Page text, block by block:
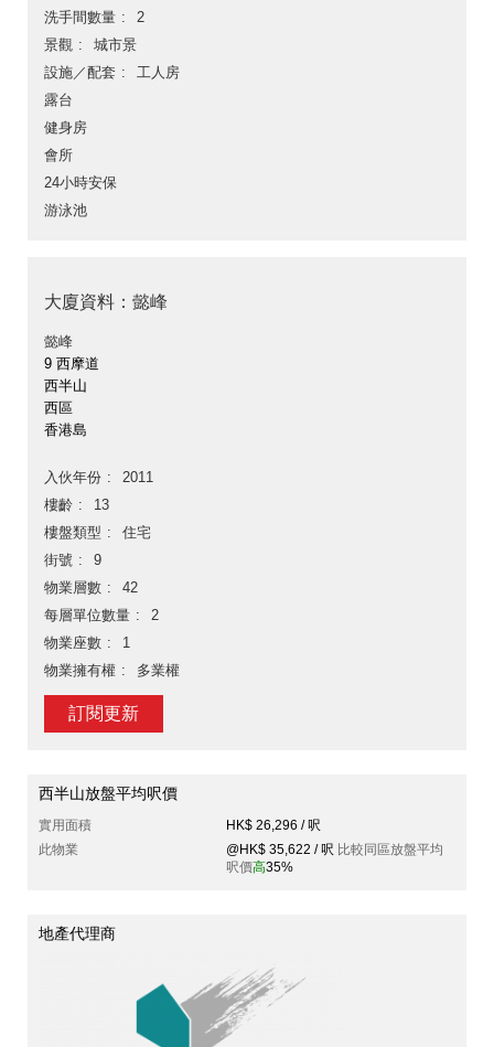
洗手間數量
2
景觀
城市景
設施／配套
工人房
露台
健身房
會所
24小時安保
游泳池
大廈資料：懿峰
懿峰
9 西摩道
西半山
西區
香港島
入伙年份
2011
樓齡
13
樓盤類型
住宅
街號
9
物業層數
42
每層單位數量
2
物業座數
1
物業擁有權
多業權
訂閱更新
西半山放盤平均呎價
實用面積
HK$ 26,296 / 呎
此物業
@HK$ 35,622 / 呎 比較同區放盤平均
呎價高35%
地產代理商